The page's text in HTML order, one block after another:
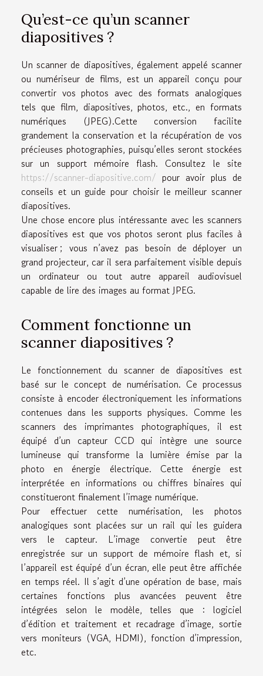
Qu’est-ce qu’un scanner
diapositives ?
Un scanner de diapositives, également appelé scanner
ou numériseur de films, est un appareil conçu pour
convertir vos photos avec des formats analogiques
tels que film, diapositives, photos, etc., en formats
numériques (JPEG).Cette conversion facilite
grandement la conservation et la récupération de vos
précieuses photographies, puisqu’elles seront stockées
sur un support mémoire flash. Consultez le site
https://scanner-diapositive.com/ pour avoir plus de
conseils et un guide pour choisir le meilleur scanner
diapositives.
Une chose encore plus intéressante avec les scanners
diapositives est que vos photos seront plus faciles à
visualiser ; vous n’avez pas besoin de déployer un
grand projecteur, car il sera parfaitement visible depuis
un ordinateur ou tout autre appareil audiovisuel
capable de lire des images au format JPEG.
Comment fonctionne un
scanner diapositives ?
Le fonctionnement du scanner de diapositives est
basé sur le concept de numérisation. Ce processus
consiste à encoder électroniquement les informations
contenues dans les supports physiques. Comme les
scanners des imprimantes photographiques, il est
équipé d’un capteur CCD qui intègre une source
lumineuse qui transforme la lumière émise par la
photo en énergie électrique. Cette énergie est
interprétée en informations ou chiffres binaires qui
constitueront finalement l’image numérique.
Pour effectuer cette numérisation, les photos
analogiques sont placées sur un rail qui les guidera
vers le capteur. L’image convertie peut être
enregistrée sur un support de mémoire flash et, si
l’appareil est équipé d’un écran, elle peut être affichée
en temps réel. Il s’agit d’une opération de base, mais
certaines fonctions plus avancées peuvent être
intégrées selon le modèle, telles que : logiciel
d’édition et traitement et recadrage d’image, sortie
vers moniteurs (VGA, HDMI), fonction d’impression,
etc.